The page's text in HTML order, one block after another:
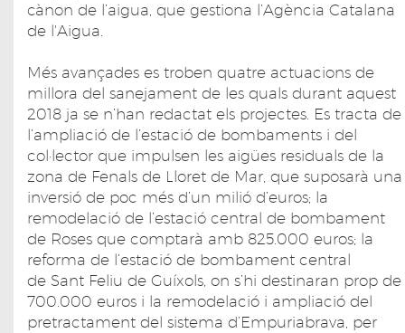
cànon de l’aigua, que gestiona l’Agència Catalana
de l'Aigua.
Més avançades es troben quatre actuacions de
millora del sanejament de les quals durant aquest
2018 ja se n’han redactat els projectes. Es tracta de
l’ampliació de l’estació de bombaments i del
col·lector que impulsen les aigües residuals de la
zona de Fenals de Lloret de Mar, que suposarà una
inversió de poc més d’un milió d’euros; la
remodelació de l’estació central de bombament
de Roses que comptarà amb 825.000 euros; la
reforma de l’estació de bombament central
de Sant Feliu de Guíxols, on s’hi destinaran prop de
700.000 euros i la remodelació i ampliació del
pretractament del sistema d’Empuriabrava, per